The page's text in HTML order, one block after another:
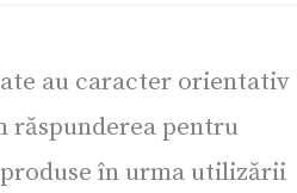
au caracter orientativ
răspunderea pentru
în urma utilizării